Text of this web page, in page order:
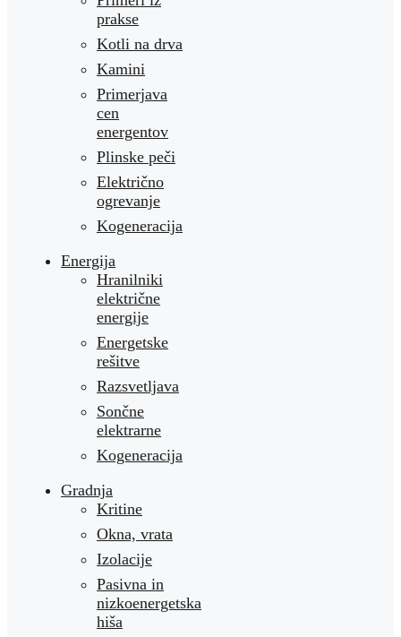
prakse
Kotli na drva
Kamini
Primerjava
cen
energentov
Plinske peči
Električno
ogrevanje
Kogeneracija
Energija
Hranilniki
električne
energije
Energetske
rešitve
Razsvetljava
Sončne
elektrarne
Kogeneracija
Gradnja
Kritine
Okna, vrata
Izolacije
Pasivna in
nizkoenergetska
hiša